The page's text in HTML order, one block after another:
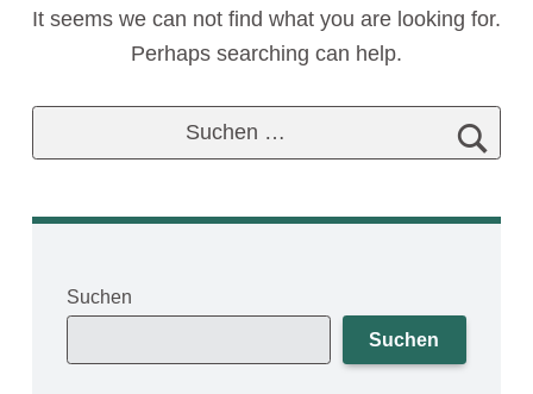
It seems we can not find what you are looking for.
Perhaps searching can help.
Suchen nach:
Suchen
Suchen